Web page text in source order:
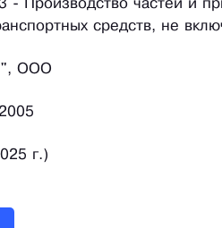
- Производство частей и
средств, не
ООО
г.)